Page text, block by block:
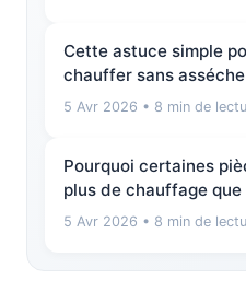
Cette astuce simple
chauffer sans
5 Avr 2026 • 8 min de
Pourquoi certaines
plus de chauffage que
5 Avr 2026 • 8 min de